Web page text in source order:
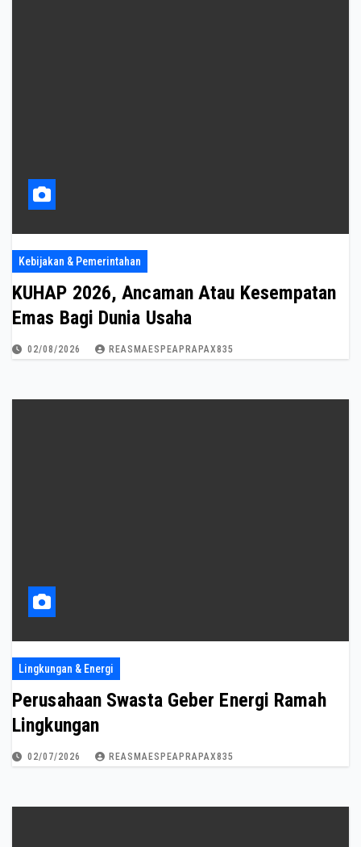
Kebijakan & Pemerintahan
KUHAP 2026, Ancaman Atau Kesempatan
Emas Bagi Dunia Usaha
02/08/2026 REASMAESPEAPRAPAX835
Lingkungan & Energi
Perusahaan Swasta Geber Energi Ramah
Lingkungan
02/07/2026 REASMAESPEAPRAPAX835